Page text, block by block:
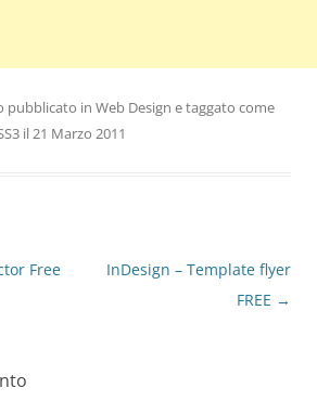
pubblicato in Web Design e taggato come
il21 Marzo 2011
Free
InDesign – Template flyer
FREE →